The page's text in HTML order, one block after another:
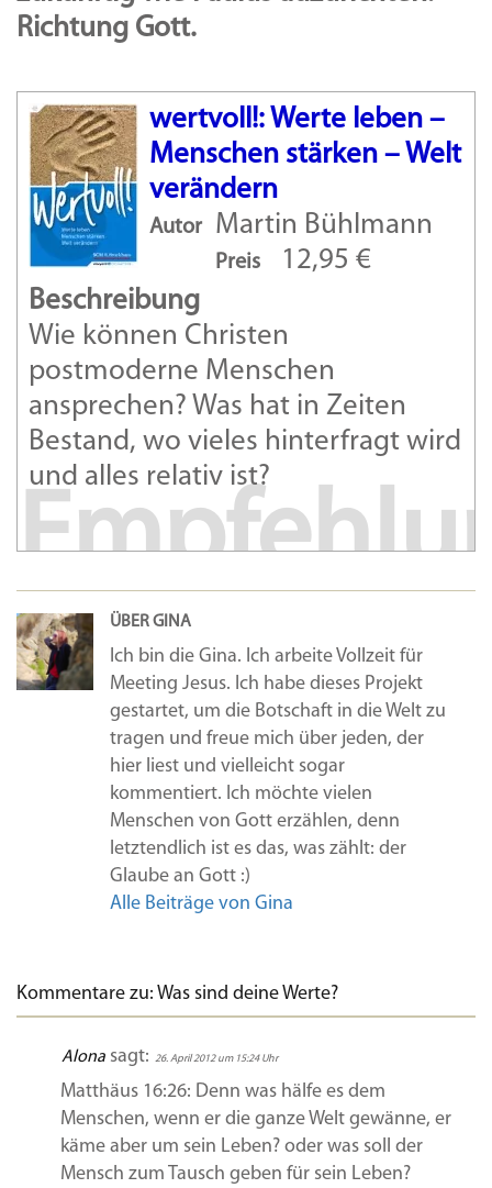
Richtung Gott.
wertvoll!: Werte leben –
Menschen stärken – Welt
verändern
Autor Martin Bühlmann
Preis
12,95 €
Beschreibung
Wie können Christen
postmoderne Menschen
ansprechen? Was hat in Zeiten
Bestand, wo vieles hinterfragt wird
und alles relativ ist?
ÜBER GINA
Ich bin die Gina. Ich arbeite Vollzeit für
Meeting Jesus. Ich habe dieses Projekt
gestartet, um die Botschaft in die Welt zu
tragen und freue mich über jeden, der
hier liest und vielleicht sogar
kommentiert. Ich möchte vielen
Menschen von Gott erzählen, denn
letztendlich ist es das, was zählt: der
Glaube an Gott :)
Alle Beiträge von Gina
Kommentare zu: Was sind deine Werte?
Alona sagt: 26. April 2012 um 15:24 Uhr
Matthäus 16:26: Denn was hälfe es dem
Menschen, wenn er die ganze Welt gewänne, er
käme aber um sein Leben? oder was soll der
Mensch zum Tausch geben für sein Leben?